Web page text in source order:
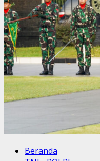
Kesiapan
dan
Motivasi
Prajurit
Beranda